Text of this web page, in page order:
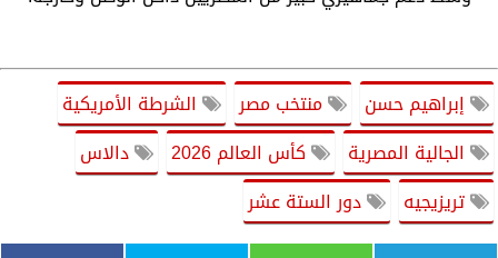
إبراهيم حسن منتخب مصر
الشرطة الأمريكية
الجالية المصرية
كأس العالم 2026
دالاس
تريزيجيه
دور الستة عشر